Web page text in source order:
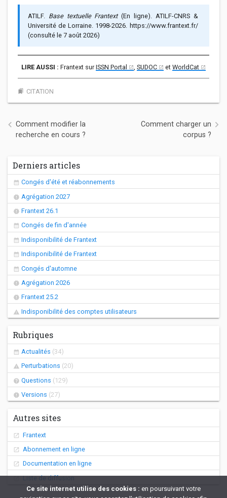
Ce site internet utilise des cookies : en poursuivant votre
ATILF. Base textuelle Frantext(En ligne). ATILF-CNRS &
Université de Lorraine. 1998-2026 . https://www.frantext.fr/
(consulté le 7 août 2026)
Frantext surISSN Portal SUDOC et WorldCat
bookmarks CITATION
Navigation de l’article
Comment modifier la
recherche en cours ?
Comment charger un
corpus ?
Derniers articles
Congés d'été et réabonnements
Agrégation 2027
Frantext 26.1
Congés de fin d'année
Indisponibilité de Frantext
Indisponibilité de Frantext
Congés d'automne
Agrégation 2026
Frantext 25.2
Indisponibilité des comptes utilisateurs
Rubriques
Actualités (34)
Perturbations (20)
Questions (129)
Versions (27)
Autres sites
Frantext
Abonnement en ligne
Documentation en ligne
Liste de diffusion